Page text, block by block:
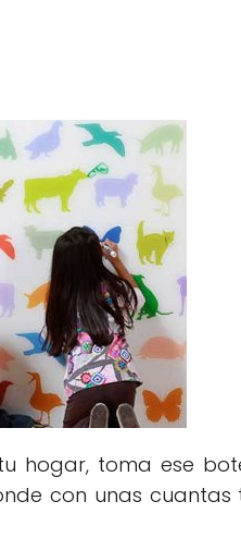
hogar, toma ese
con unas cuantas